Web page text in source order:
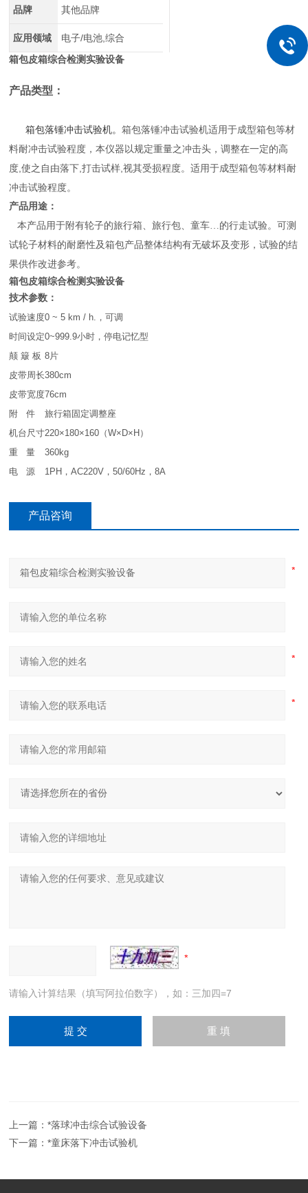
品牌 其他品牌
应用领域
电子/电池,综合
箱包皮箱综合检测实验设备
产品类型：
箱包落锤冲击试验机。箱包落锤冲击试验机适用于成型箱包等材
料耐冲击试验程度，本仪器以规定重量之冲击头，调整在一定的高
度,使之自由落下,打击试样,视其受损程度。适用于成型箱包等材料耐
冲击试验程度。
产品用途：
本产品用于附有轮子的旅行箱、旅行包、童车…的行走试验。可测
试轮子材料的耐磨性及箱包产品整体结构有无破坏及变形，试验的结
果供作改进参考。
箱包皮箱综合检测实验设备
技术参数：
试验速度0 ~ 5 km / h.，可调
时间设定0~999.9小时，停电记忆型
颠 簸 板 8片
皮带周长380cm
皮带宽度76cm
附 件
旅行箱固定调整座
机台尺寸220×180×160（W×D×H）
重 量
360kg
电 源
1PH，AC220V，50/60Hz，8A
产品咨询
请输入计算结果（填写阿拉伯数字），如：三加四=7
上一篇：*落球冲击综合试验设备
下一篇：*童床落下冲击试验机